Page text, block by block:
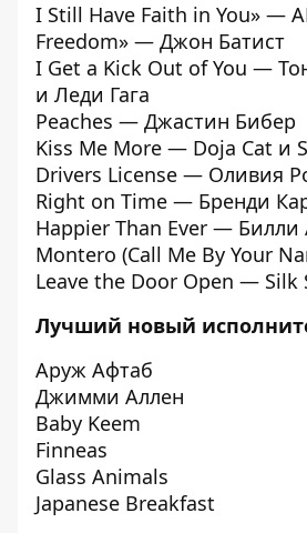
I Still Have Faith in You» —
Freedom» — Джон Батист
I Get a Kick Out of You —
и Леди Гага
Peaches — Джастин Бибер
Kiss Me More — Doja Cat и
Drivers License — Оливия
Right on Time — Бренди
Happier Than Ever —
Montero (Call Me By Your
Leave the Door Open — Silk
Лучший новый
Аруж Афтаб
Джимми Аллен
Baby Keem
Finneas
Glass Animals
Japanese Breakfast